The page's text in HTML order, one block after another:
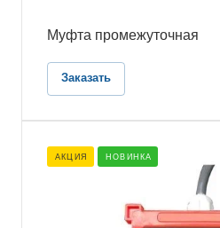
Муфта промежуточная
Заказать
АКЦИЯ НОВИНКА